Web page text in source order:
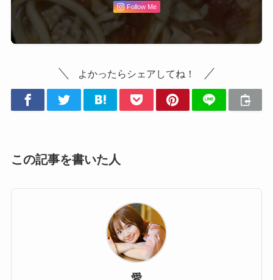
Follow Me
よかったらシェアしてね！
この記事を書いた人